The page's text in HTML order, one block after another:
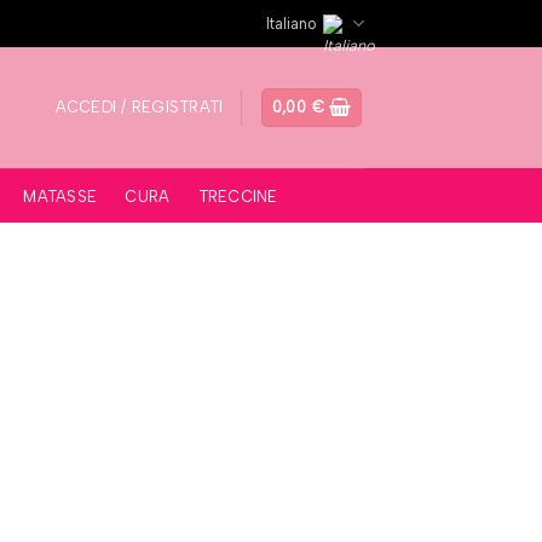
Italiano
ACCEDI / REGISTRATI 0,00 €
MATASSE CURA TRECCINE